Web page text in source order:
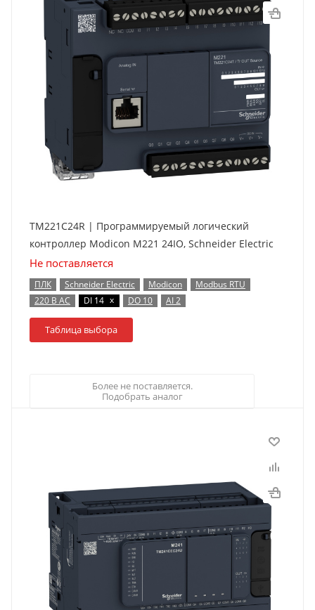
TM221C24R | Программируемый логический
контроллер Modicon M221 24IO, Schneider Electric
Не поставляется
ПЛК Schneider Electric Modicon
Modbus RTU
220 В AC
DI 14 x DO 10 AI 2
Таблица выбора
Более не поставляется.
Подобрать аналог